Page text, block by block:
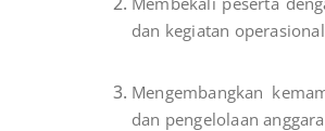
dan kegiatan
Mengembangkan
dan pengelolaan